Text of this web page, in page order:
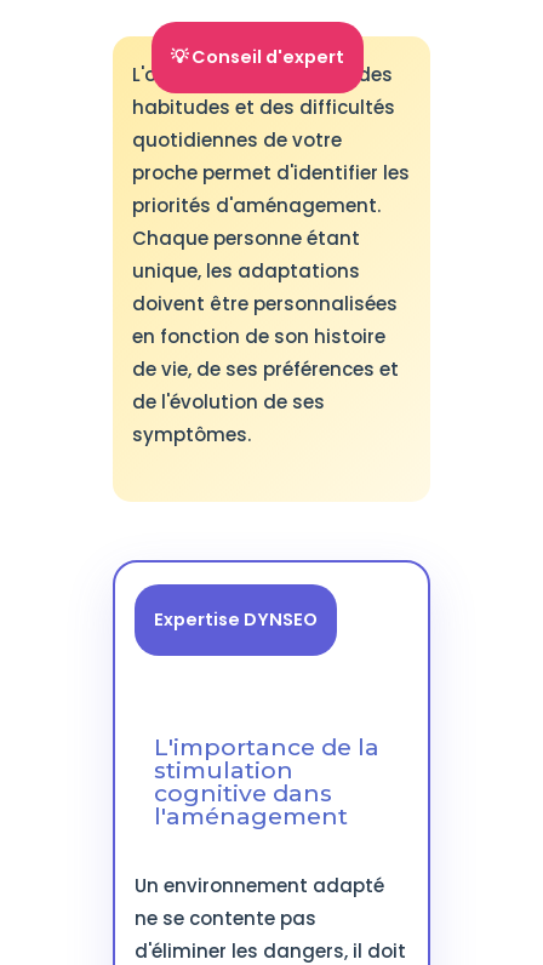
💡 Conseil d'expert
L'observation attentive des
habitudes et des difficultés
quotidiennes de votre
proche permet d'identifier les
priorités d'aménagement.
Chaque personne étant
unique, les adaptations
doivent être personnalisées
en fonction de son histoire
de vie, de ses préférences et
de l'évolution de ses
symptômes.
Expertise DYNSEO
L'importance de la
stimulation
cognitive dans
l'aménagement
Un environnement adapté
ne se contente pas
d'éliminer les dangers, il doit